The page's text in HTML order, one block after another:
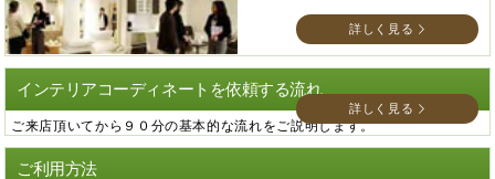
詳しく見る
インテリアコーディネートを依頼する流れ
ご来店頂いてから９０分の基本的な流れをご説明します。
詳しく見る
ご利用方法